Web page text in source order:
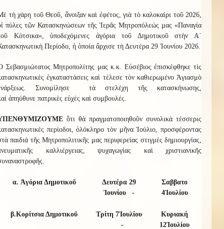
τὴ χάρη τοῦ Θεοῦ, ἄνοιξαν καὶ ἐφέτος, γιὰ τὸ καλοκαίρι τοῦ 2026,
πύλες τῶν Κατασκηνώσεων τῆς Ἱερᾶς Μητροπόλεώς μας «Παναγία
Κότσικα», ὑποδεχόμενες ἀγόρια τοῦ Δημοτικοῦ στὴν Α΄
Περίοδο, ἡ ὁποία ἄρχισε τὴ Δευτέρα 29 Ἰουνίου 2026.
Σεβασμιώτατος Μητροπολίτης μας κ.κ. Εὐσέβιος ἐπισκέφθηκε τὶς
ἐγκαταστάσεις καὶ τέλεσε τὸν καθιερωμένο Ἁγιασμὸ
. Συνομίλησε
τὰ στελέχη τῆς κατασκήνωσης,
ἀπηύθυνε πατρικὲς εὐχὲς καὶ συμβουλές.
ὅτι θὰ πραγματοποιηθοῦν συνολικὰ τέσσερις
περίοδοι,ὁλόκληρο τὸν μῆνα Ἰούλιο, προσφέροντας
παιδιά τῆς Μητροπολιτικῆς μας περιφερείας στιγμὲς δημιουργίας,
καλλιέργειας, ψυχαγωγίας καὶ χριστιανικῆς
.
α. Ἀγόρια Δημοτικοῦ Δευτέρα 29
Ἰουνίου -
Σαββατο
4Ἰουλίου
β.Κορίτσια Δημοτικοῦ Τρίτη 7Ἰουλίου
-
Κυριακή
12Ἰουλίου